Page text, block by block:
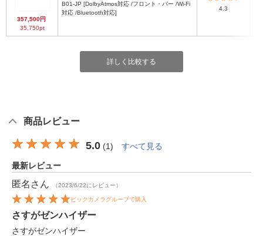
357,500円
35,750pt
B01-JP [DolbyAtmos対応 /フロント・バー /Wi-Fi
対応 /Bluetooth対応]
4.3
詳しく比較する
商品レビュー
5.0 (1) すべて見る
最新レビュー
匿名 さん （2023/6/22にレビュー）
ビックカメラグループで購入
さすがゼンハイザー
さすがゼンハイザー